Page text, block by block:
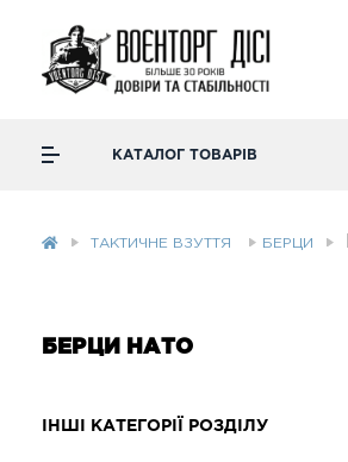
КАТАЛОГ ТОВАРІВ
ТАКТИЧНЕ ВЗУТТЯ БЕРЦИ
БЕРЦИ НАТО
ІНШІ КАТЕГОРІЇ РОЗДІЛУ